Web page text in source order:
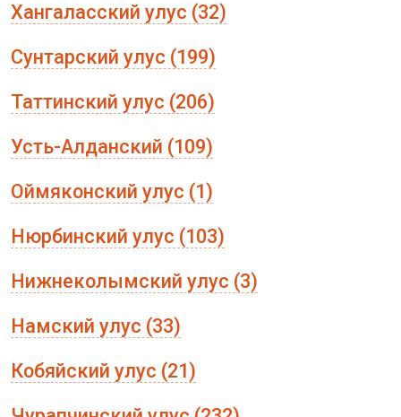
Хангаласский улус (32)
Сунтарский улус (199)
Таттинский улус (206)
Усть-Алданский (109)
Оймяконский улус (1)
Нюрбинский улус (103)
Нижнеколымский улус (3)
Намский улус (33)
Кобяйский улус (21)